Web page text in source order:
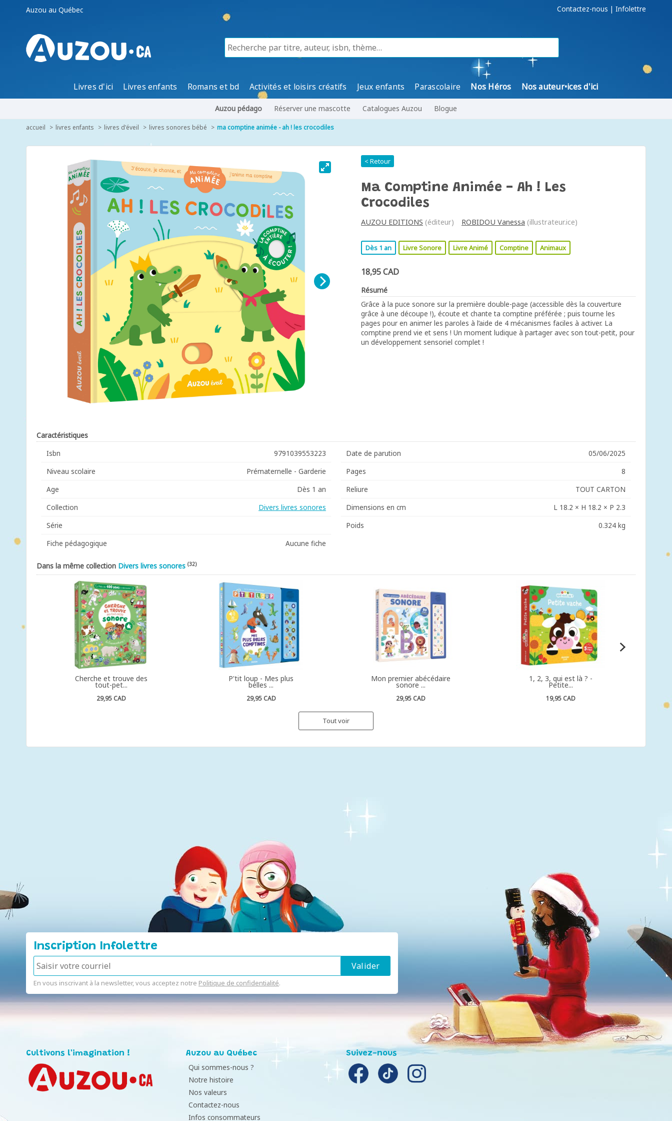
Auzou au Québec Contactez-nous | Infolettre
Livres d'ici Livres enfants Romans et bd Activités et loisirs créatifs Jeux enfants Parascolaire Nos Héros Nos auteur•ices d'ici
Auzou pédago Réserver une mascotte Catalogues Auzou Blogue
accueil livres enfants livres d'éveil livres sonores bébé ma comptine animée - ah ! les crocodiles
< Retour
Ma Comptine Animée - Ah ! Les
Crocodiles
AUZOU EDITIONS (éditeur) ROBIDOU Vanessa (illustrateur.ice)
Dès 1 an Livre Sonore Livre Animé Comptine Animaux
18,95 CAD
Résumé
Grâce à la puce sonore sur la première double-page (accessible dès la couverture
grâce à une découpe !), écoute et chante ta comptine préférée ; puis tourne les
pages pour en animer les paroles à l’aide de 4 mécanismes faciles à activer. La
comptine prend vie et sens ! Un moment ludique à partager avec son tout-petit, pour
un développement sensoriel complet !
Caractéristiques
Isbn
9791039553223
Niveau scolaire
Prématernelle - Garderie
Age
Dès 1 an
Collection
Divers livres sonores
Série
Fiche pédagogique
Aucune fiche
Date de parution
05/06/2025
Pages
8
Reliure
TOUT CARTON
Dimensions en cm
L 18.2 × H 18.2 × P 2.3
Poids
0.324 kg
Dans la même collection Divers livres sonores (32)
Cherche et trouve des
tout-pet...
29,95 CAD
P'tit loup - Mes plus
belles ...
29,95 CAD
Mon premier abécédaire
sonore ...
29,95 CAD
1, 2, 3, qui est là ? -
Petite...
19,95 CAD
Tout voir
Inscription Infolettre
En vous inscrivant à la newsletter, vous acceptez notre Politique de confidentialité.
Cultivons l'imagination ! Auzou au Québec
Qui sommes-nous ?
Notre histoire
Nos valeurs
Contactez-nous
Infos consommateurs
Suivez-nous